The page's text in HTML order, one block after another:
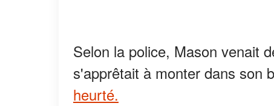
Selon la police, Mason venait
s'apprêtait à monter dans son
heurté.